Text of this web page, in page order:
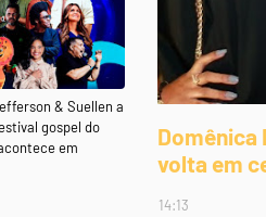
& Suellen a
gospel do
em
Domênica
volta em
14:13